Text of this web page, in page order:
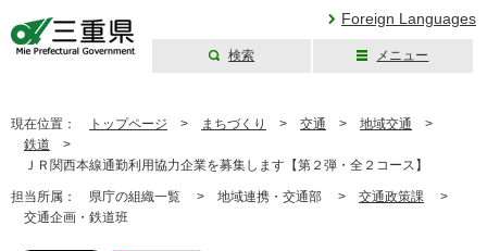
Foreign Languages
検索 メニュー
現在位置： トップページ > まちづくり > 交通 > 地域交通 >
鉄道 >
ＪＲ関西本線通勤利用協力企業を募集します【第２弾・全２コース】
担当所属： 県庁の組織一覧 > 地域連携・交通部 > 交通政策課 >
交通企画・鉄道班